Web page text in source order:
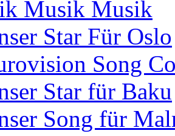
Musik Musik
Star Für Oslo
Song
Star für Baku
Song für